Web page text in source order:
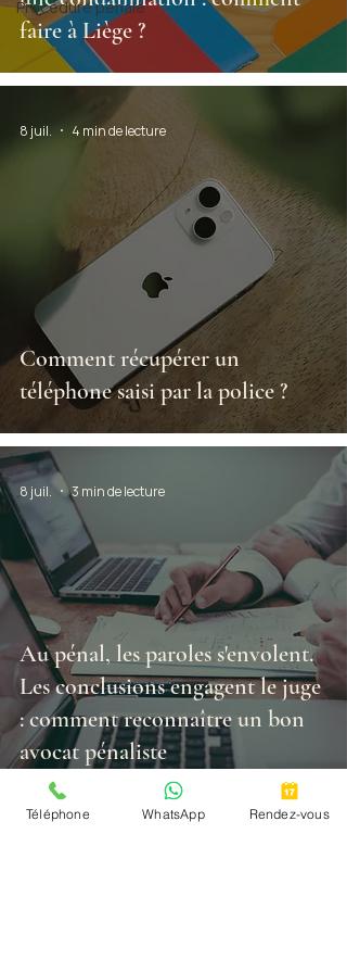
Procédure pénale
faire à Liège ?
Comment récupérer un
téléphone saisi par la police ?
8 juil. 4 min de lecture
Au pénal, les paroles s'envolent.
Les conclusions engagent le juge
: comment reconnaître un bon
avocat pénaliste
8 juil. 3 min de lecture
Téléphone WhatsApp Rendez-vous